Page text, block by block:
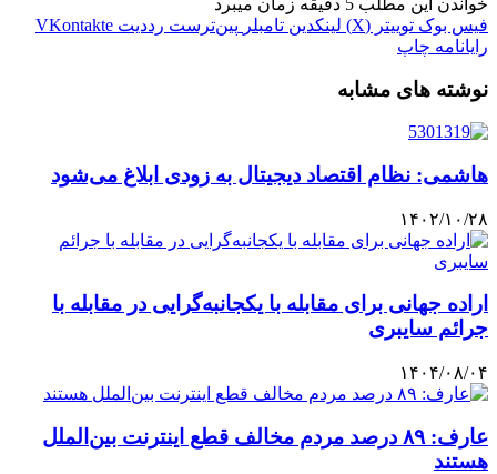
فیس بوک توییتر (X) لینکدین ‫تامبلر ‫پین‌ترست ‫رددیت ‫VKontakte
رایانامه چاپ
نوشته های مشابه
هاشمی: نظام اقتصاد دیجیتال به زودی ابلاغ می‌شود
۱۴۰۲/۱۰/۲۸
اراده جهانی برای مقابله با یکجانبه‌گرایی در مقابله با
جرائم سایبری
۱۴۰۴/۰۸/۰۴
عارف: ۸۹ درصد مردم مخالف قطع اینترنت بین‌الملل
هستند